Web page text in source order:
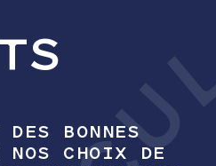
BONNES
NOS CHOIX DE